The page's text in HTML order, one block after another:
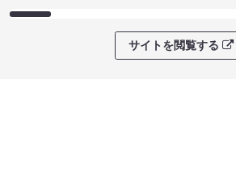
サイトを閲覧する